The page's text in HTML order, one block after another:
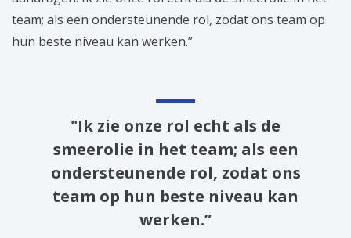
team; als een ondersteunende rol, zodat ons team op
hun beste niveau kan werken.”
"Ik zie onze rol echt als de
smeerolie in het team; als een
ondersteunende rol, zodat ons
team op hun beste niveau kan
werken.”